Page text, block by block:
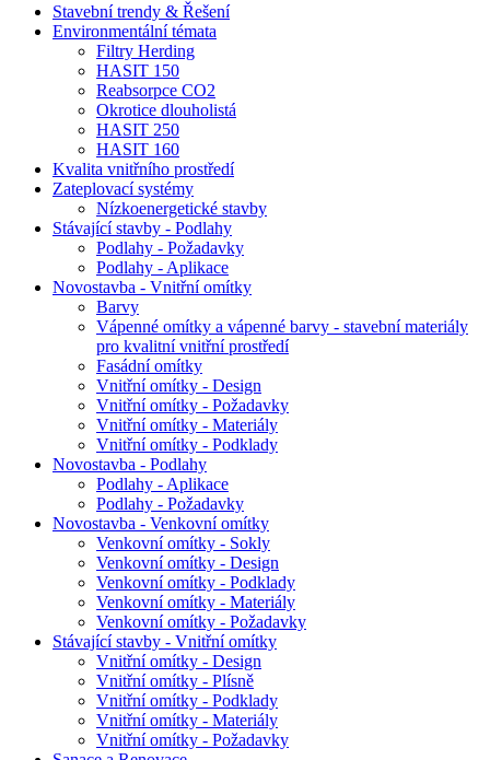
Stavební trendy & Řešení
Environmentální témata
Filtry Herding
HASIT 150
Reabsorpce CO2
Okrotice dlouholistá
HASIT 250
HASIT 160
Kvalita vnitřního prostředí
Zateplovací systémy
Nízkoenergetické stavby
Stávající stavby - Podlahy
Podlahy - Požadavky
Podlahy - Aplikace
Novostavba - Vnitřní omítky
Barvy
Vápenné omítky a vápenné barvy - stavební materiály
pro kvalitní vnitřní prostředí
Fasádní omítky
Vnitřní omítky - Design
Vnitřní omítky - Požadavky
Vnitřní omítky - Materiály
Vnitřní omítky - Podklady
Novostavba - Podlahy
Podlahy - Aplikace
Podlahy - Požadavky
Novostavba - Venkovní omítky
Venkovní omítky - Sokly
Venkovní omítky - Design
Venkovní omítky - Podklady
Venkovní omítky - Materiály
Venkovní omítky - Požadavky
Stávající stavby - Vnitřní omítky
Vnitřní omítky - Design
Vnitřní omítky - Plísně
Vnitřní omítky - Podklady
Vnitřní omítky - Materiály
Vnitřní omítky - Požadavky